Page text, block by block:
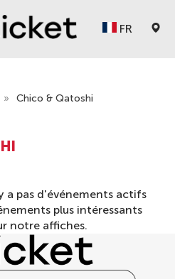
FR
» Chico & Qatoshi
a pas d'événements actifs
plus intéressants
notre affiches.